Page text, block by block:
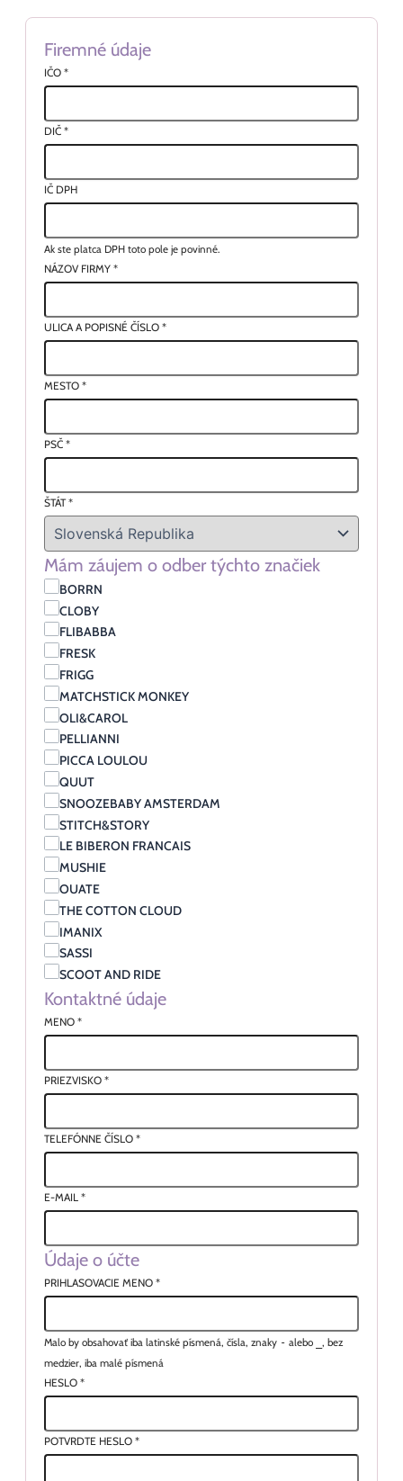
Firemné údaje
IČO *
DIČ *
IČ DPH
Ak ste platca DPH toto pole je povinné.
NÁZOV FIRMY *
ULICA A POPISNÉ ČÍSLO *
MESTO *
PSČ *
ŠTÁT*
Mám záujem o odber týchto značiek
BORRN
CLOBY
FLIBABBA
FRESK
FRIGG
MATCHSTICK MONKEY
OLI&CAROL
PELLIANNI
PICCA LOULOU
QUUT
SNOOZEBABY AMSTERDAM
STITCH&STORY
LE BIBERON FRANCAIS
MUSHIE
OUATE
THE COTTON CLOUD
IMANIX
SASSI
SCOOT AND RIDE
Kontaktné údaje
MENO *
PRIEZVISKO *
TELEFÓNNE ČÍSLO *
E-MAIL *
Údaje o účte
PRIHLASOVACIE MENO *
Malo by obsahovať iba latinské písmená, čísla, znaky - alebo
, bez
medzier, iba malé písmená
HESLO *
POTVRDTE HESLO *